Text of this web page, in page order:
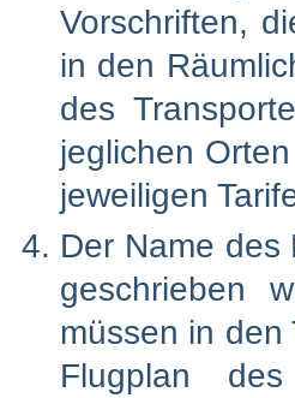
Vorschriften,
in den
des
jeglichen
jeweiligen
Der Name des
geschrieben
müssen in
Flugplan